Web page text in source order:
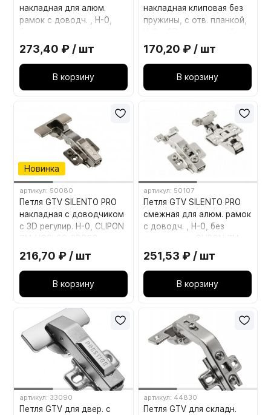
накладная для алюм.
рамок с доводч. , H-0,
CLIPON ZM-HCSLRALU09-
3DBEO-20
273,40 ₽ / шт
В корзину
накладная клиповая без
пружины, с отв. планкой,
еврошурупом ZP-SLCA09-
3DZEO
170,20 ₽ / шт
В корзину
Новинка
артикул: 50080
Петля GTV SILENTO PRO
накладная с доводчиком
с 3D регулир. H-0, CLIPON
216,70 ₽ / шт
В корзину
артикул: 50107
Петля GTV SILENTO PRO
смежная для алюм. рамок
с доводч. , H-0, без
HCSLRALU08-3DBEO
251,53 ₽ / шт
В корзину
артикул: 33090
Петля GTV для двер. с
артикул: 44830
Петля GTV для складн.